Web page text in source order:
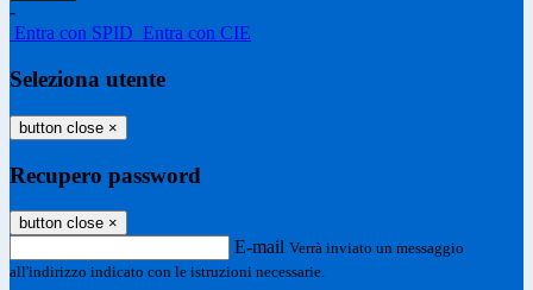
-
Entra con SPID Entra con CIE
Seleziona utente
button close ×
Recupero password
button close ×
E-mail Verrà inviato un messaggio
all'indirizzo indicato con le istruzioni necessarie.